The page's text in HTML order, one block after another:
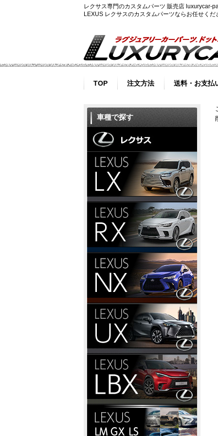
レクサス専門のカスタムパーツ 販売店 luxurycar-
LEXUS レクサスのカスタムパーツならお任せく
TOP 注文方法 送料・お支払
車種で探す